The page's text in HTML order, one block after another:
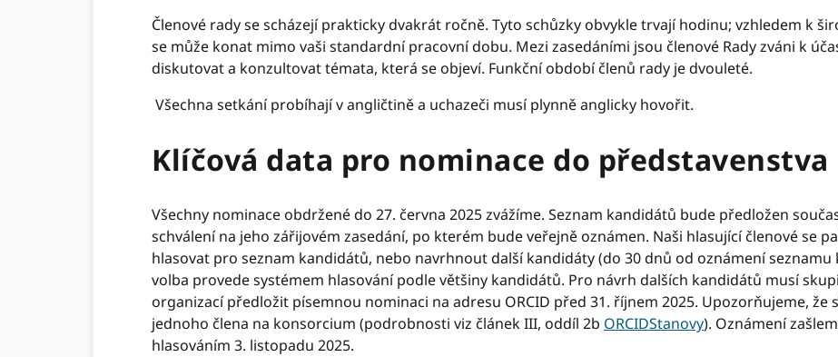
Členové rady se scházejí prakticky dvakrát ročně. Tyto schůzky obvykle trvají hodinu; vzhledem k
se může konat mimo vaši standardní pracovní dobu. Mezi zasedáními jsou členové Rady zváni k
diskutovat a konzultovat témata, která se objeví. Funkční období členů rady je dvouleté.
Všechna setkání probíhají v angličtině a uchazeči musí plynně anglicky hovořit.
Klíčová data pro nominace do představenstva
Všechny nominace obdržené do 27. června 2025 zvážíme. Seznam kandidátů bude předložen
schválení na jeho zářijovém zasedání, po kterém bude veřejně oznámen. Naši hlasující členové se
hlasovat pro seznam kandidátů, nebo navrhnout další kandidáty (do 30 dnů od oznámení
volba provede systémem hlasování podle většiny kandidátů. Pro návrh dalších kandidátů musí
organizací předložit písemnou nominaci na adresu ORCID před 31. říjnem 2025. Upozorňujeme, že
jednoho člena na konsorcium (podrobnosti viz článek III, oddíl 2b ORCIDStanovy). Oznámení
hlasováním 3. listopadu 2025.